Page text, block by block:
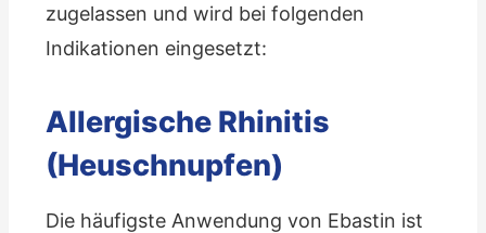
zugelassen und wird bei folgenden
Indikationen eingesetzt:
Allergische Rhinitis
(Heuschnupfen)
Die häufigste Anwendung von Ebastin ist